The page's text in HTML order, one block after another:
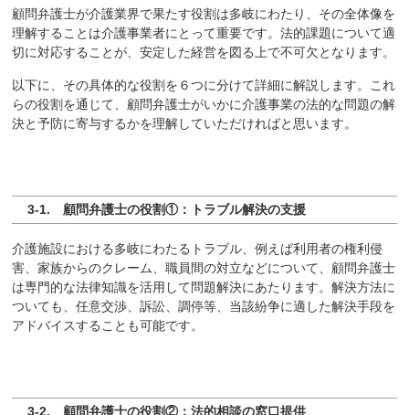
顧問弁護士が介護業界で果たす役割は多岐にわたり、その全体像を
理解することは介護事業者にとって重要です。法的課題について適
切に対応することが、安定した経営を図る上で不可欠となります。
以下に、その具体的な役割を６つに分けて詳細に解説します。これ
らの役割を通じて、顧問弁護士がいかに介護事業の法的な問題の解
決と予防に寄与するかを理解していただければと思います。
3-1. 顧問弁護士の役割①：トラブル解決の支援
介護施設における多岐にわたるトラブル、例えば利用者の権利侵
害、家族からのクレーム、職員間の対立などについて、顧問弁護士
は専門的な法律知識を活用して問題解決にあたります。解決方法に
ついても、任意交渉、訴訟、調停等、当該紛争に適した解決手段を
アドバイスすることも可能です。
3-2. 顧問弁護士の役割②：法的相談の窓口提供